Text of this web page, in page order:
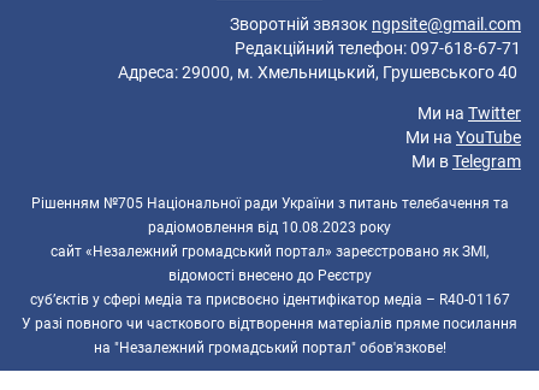
Зворотній звязок ngpsite@gmail.com
Редакційний телефон: 097-618-67-71
Адреса: 29000, м. Хмельницький, Грушевського 40
Ми на Twitter
Ми на YouTube
Ми вTelegram
Рішенням №705 Національної ради України з питань телебачення та
радіомовлення від 10.08.2023 року
сайт «Незалежний громадський портал» зареєстровано як ЗМІ,
відомості внесено до Реєстру
суб’єктів у сфері медіа та присвоєно ідентифікатор медіа – R40-01167
У разі повного чи часткового відтворення матеріалів пряме посилання
на "Незалежний громадський портал" обов'язкове!